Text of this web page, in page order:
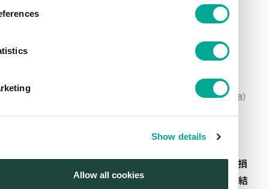
Show details
Allow all cookies
保険のプライバシーポリシー （PDF：885KB）
生命保険の商品のご案内にあたって （PDF：465KB）
当社は損害保険および生命保険の代理店であり、損
害保険契約の締結を代理および生命保険契約の締結